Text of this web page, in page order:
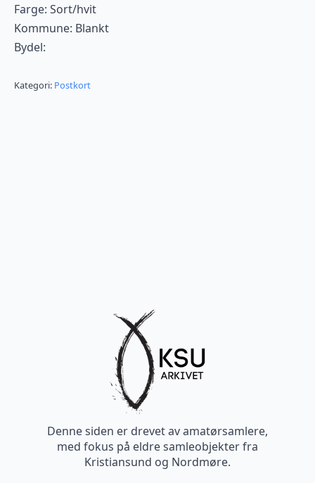
Farge: Sort/hvit
Kommune: Blankt
Bydel:
Kategori: Postkort
Denne siden er drevet av amatørsamlere,
med fokus på eldre samleobjekter fra
Kristiansund og Nordmøre.